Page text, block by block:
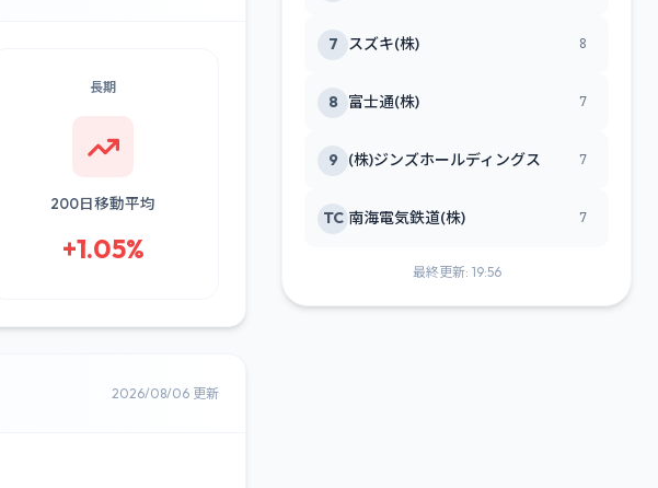
長期
200日移動平均
+1.05%
2026/08/06 更新
7 スズキ(株) 8
8 富士通(株) 7
9 (株)ジンズホールディングス 7
TC 南海電気鉄道(株) 7
最終更新: 19:56